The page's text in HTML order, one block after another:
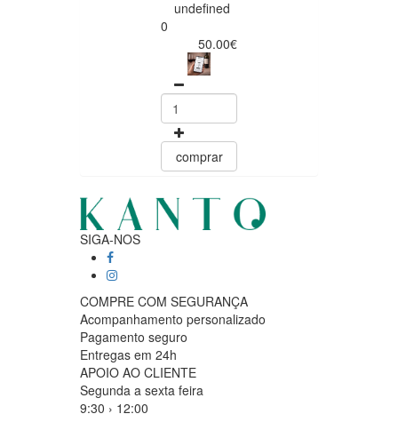
undefined
0
50.00€
comprar
SIGA-NOS
COMPRE COM SEGURANÇA
Acompanhamento personalizado
Pagamento seguro
Entregas em 24h
APOIO AO CLIENTE
Segunda a sexta feira
9:30 › 12:00